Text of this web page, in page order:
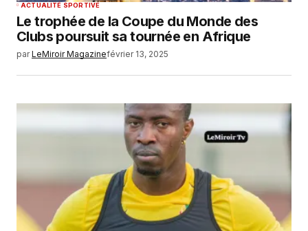
ACTUALITÉ SPORTIVE
Le trophée de la Coupe du Monde des
Clubs poursuit sa tournée en Afrique
par LeMiroir Magazinefévrier 13, 2025